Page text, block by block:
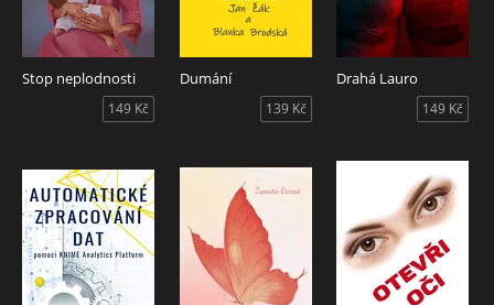
Stop neplodnosti
149 Kč
Dumání
139 Kč
Drahá Lauro
149 Kč